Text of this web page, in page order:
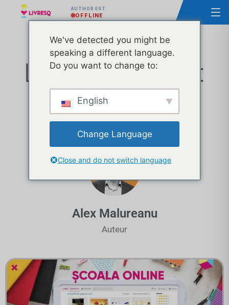
AUTHOR EST
OFFLINE
L'école en ligne :
avantages et
inconvénients
Alex Malureanu
Auteur
We've detected you might be
speaking a different language.
Do you want to change to:
English
Change Language
Close and do not switch language